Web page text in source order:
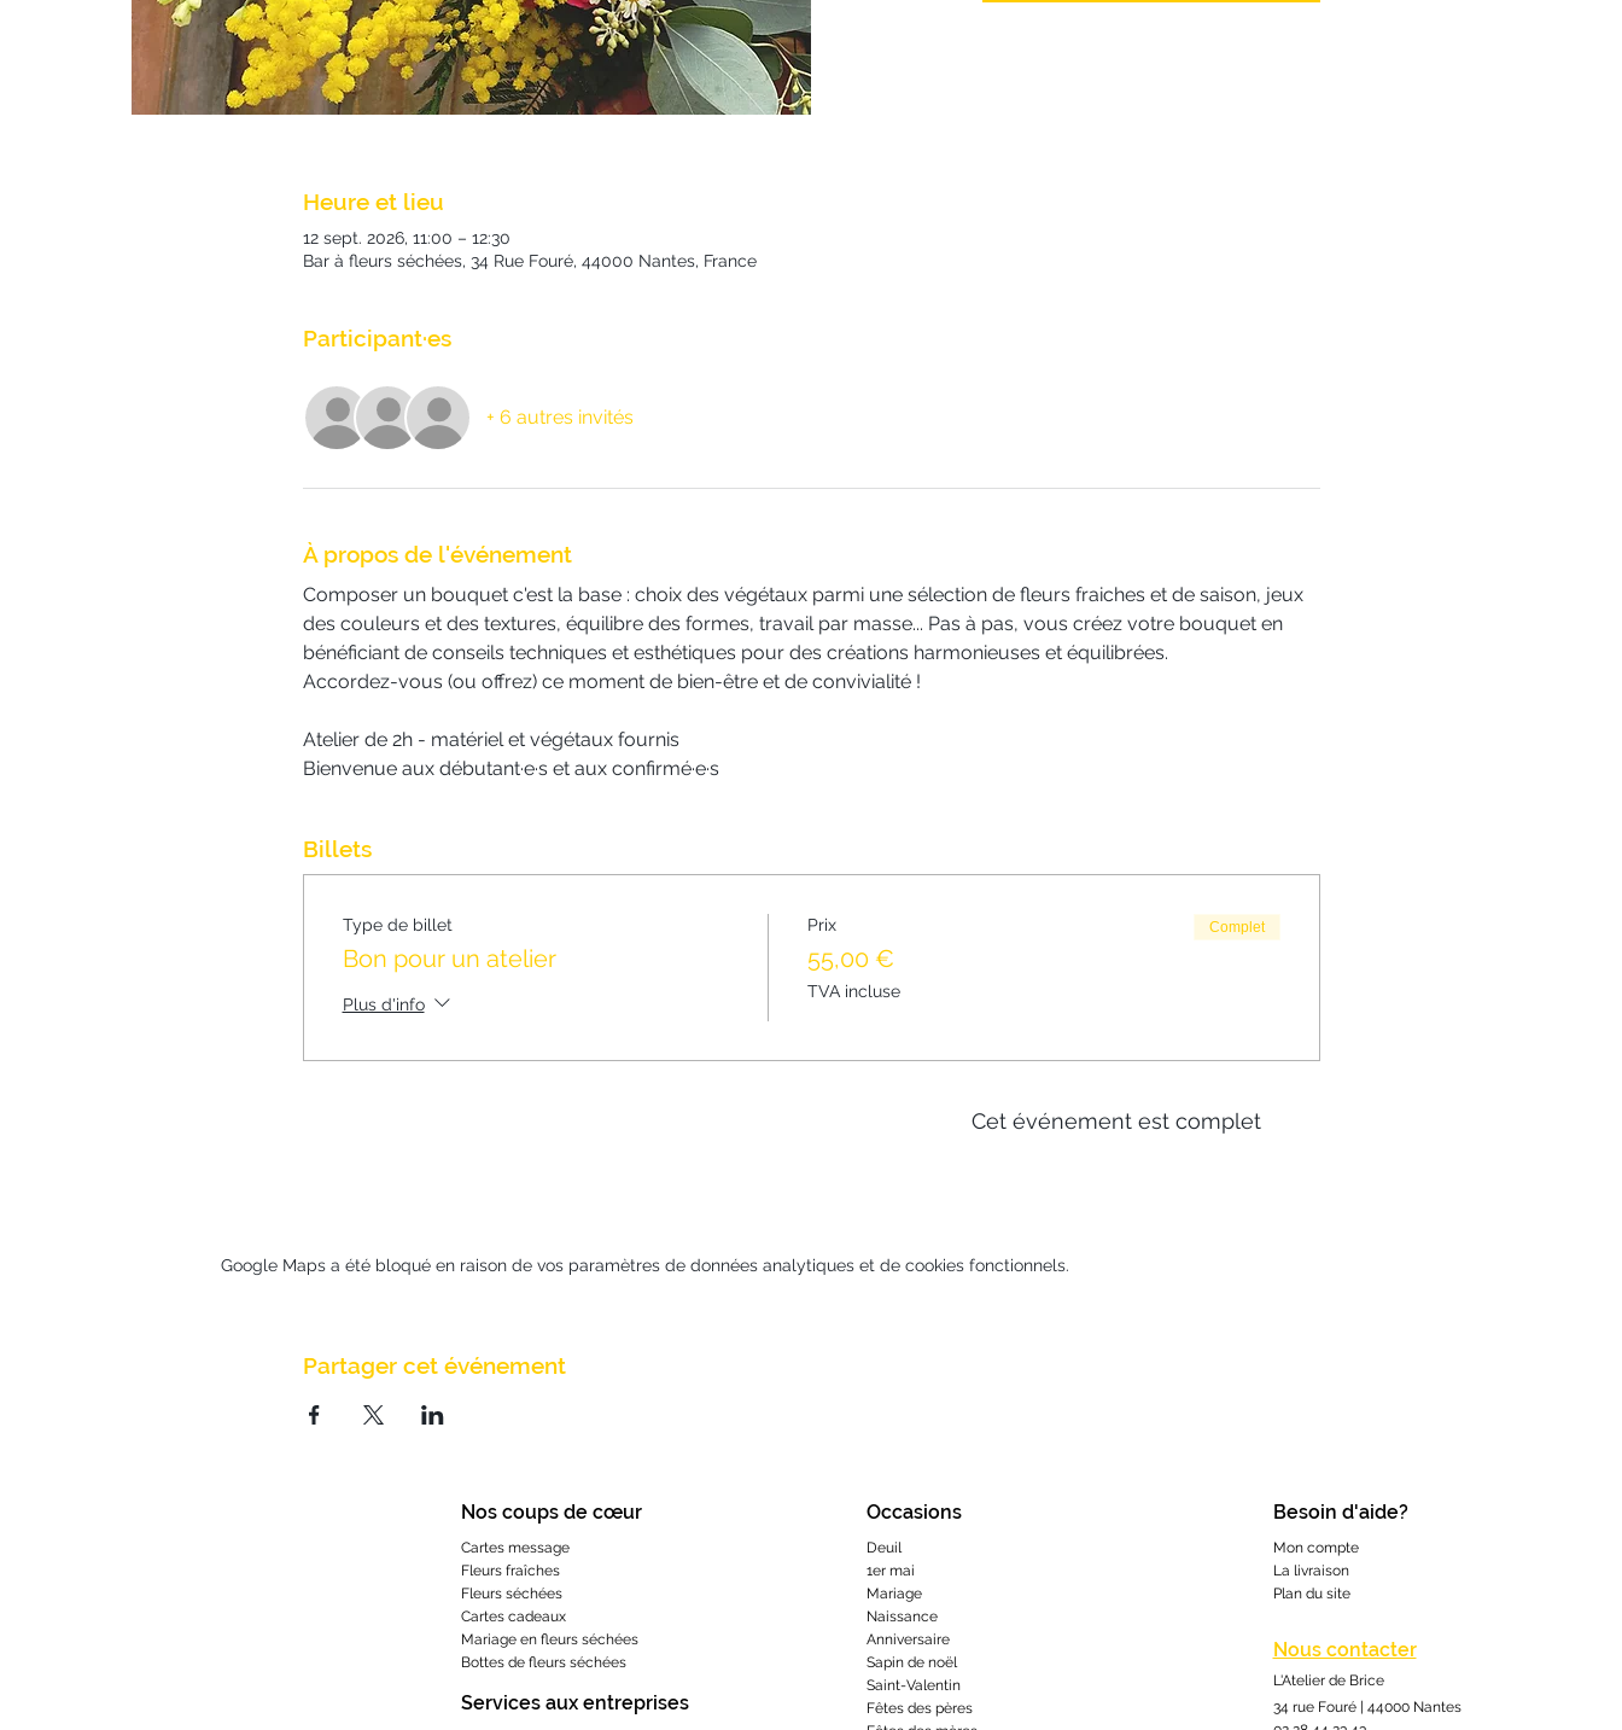
Heure et lieu
12 sept. 2026, 11:00 – 12:30
Bar à fleurs séchées, 34 Rue Fouré, 44000 Nantes, France
Participant·es
+ 6 autres invités
À propos de l'événement
Composer un bouquet c'est la base : choix des végétaux parmi une sélection de fleurs fraiches et de saison, jeux
des couleurs et des textures, équilibre des formes, travail par masse... Pas à pas, vous créez votre bouquet en
bénéficiant de conseils techniques et esthétiques pour des créations harmonieuses et équilibrées.
Accordez-vous (ou offrez) ce moment de bien-être et de convivialité !
Atelier de 2h - matériel et végétaux fournis
Bienvenue aux débutant·e·s et aux confirmé·e·s
Billets
Type de billet
Bon pour un atelier
Plus d'info
Prix
55,00 €
TVA incluse
Complet
Cet événement est complet
Google Maps a été bloqué en raison de vos paramètres de données analytiques et de cookies fonctionnels.
Partager cet événement
Nos coups de cœur
Cartes message
Fleurs fraîches
Fleurs séchées
Cartes cadeaux
Mariage en fleurs séchées
Bottes de fleurs séchées
Services aux entreprises
Occasions
Deuil
1er mai
Mariage
Naissance
Anniversaire
Sapin de noël
Saint-Valentin
Fêtes des pères
Besoin d'aide?
Mon compte
La livraison
Plan du site
Nous contacter
L'Atelier de Brice
34 rue Fouré | 44000 Nantes